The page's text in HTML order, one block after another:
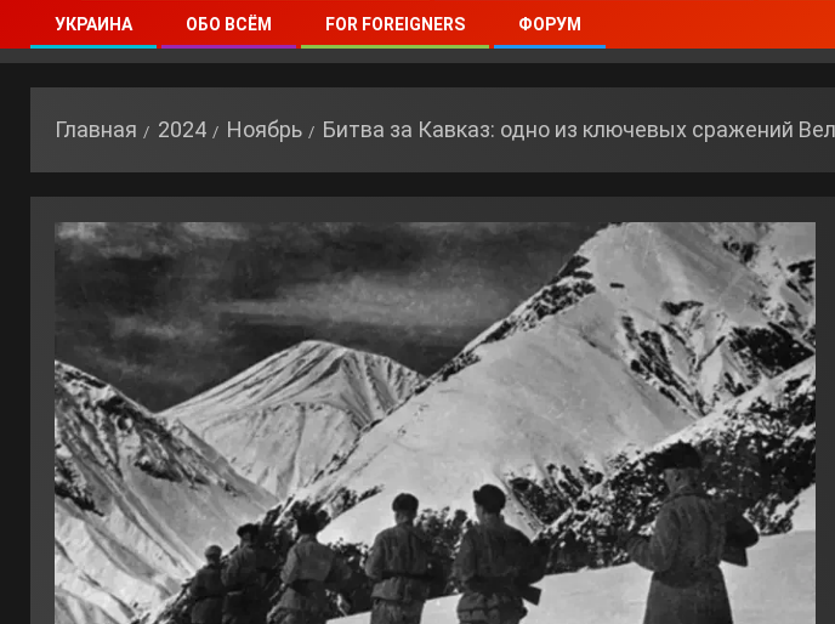
УКРАИНА ОБО ВСЁМ FOR FOREIGNERS ФОРУМ
Главная 2024 Ноябрь Битва за Кавказ: одно из ключевых сражений